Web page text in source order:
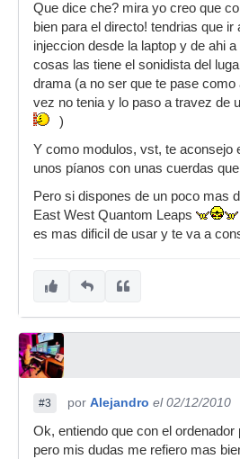
Que dice che? mira yo creo que
bien para el directo! tendrias que ir
injeccion desde la laptop y de ahi
cosas las tiene el sonidista del
drama (a no ser que te pase como
vez no tenia y lo paso a travez de
)
Y como modulos, vst, te aconsejo
unos píanos con unas cuerdas
Pero si dispones de un poco mas
East West Quantom Leaps
es mas dificil de usar y te va a
#3 por Alejandro el 02/12/2010
Ok, entiendo que con el ordenador
pero mis dudas me refiero mas